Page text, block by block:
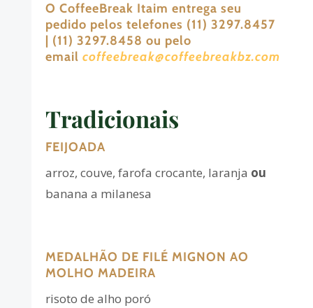
O CoffeeBreak Itaim entrega seu
pedido pelos telefones (11) 3297.8457
| (11) 3297.8458 ou pelo
email coffeebreak@coffeebreakbz.com
Tradicionais
FEIJOADA
arroz, couve, farofa crocante, laranja ou
banana a milanesa
MEDALHÃO DE FILÉ MIGNON AO
MOLHO MADEIRA
risoto de alho poró